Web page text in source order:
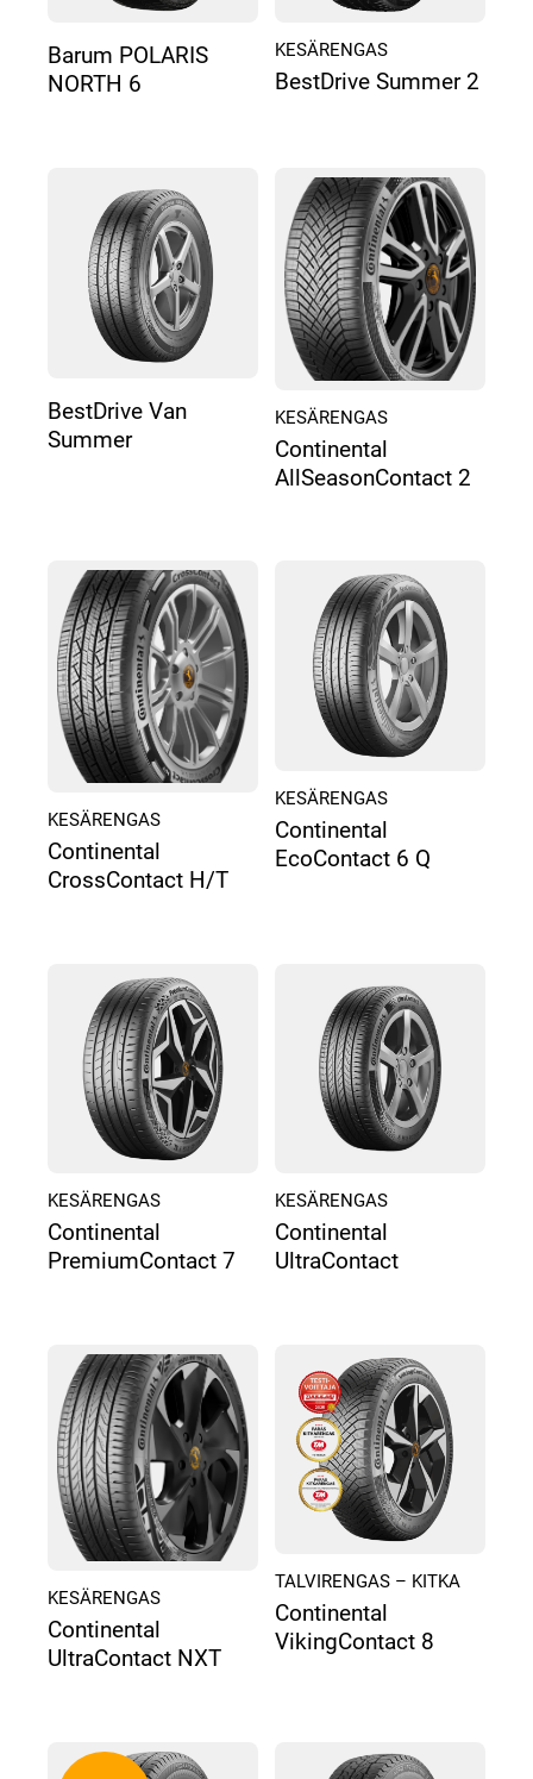
Barum POLARIS
NORTH 6
KESÄRENGAS
BestDrive Summer 2
BestDrive Van
Summer
KESÄRENGAS
Continental
AllSeasonContact 2
KESÄRENGAS
Continental
CrossContact H/T
KESÄRENGAS
Continental
EcoContact 6 Q
KESÄRENGAS
Continental
PremiumContact 7
KESÄRENGAS
Continental
UltraContact
KESÄRENGAS
Continental
UltraContact NXT
TALVIRENGAS – KITKA
Continental
VikingContact 8